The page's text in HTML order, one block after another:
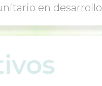
en desarrollo